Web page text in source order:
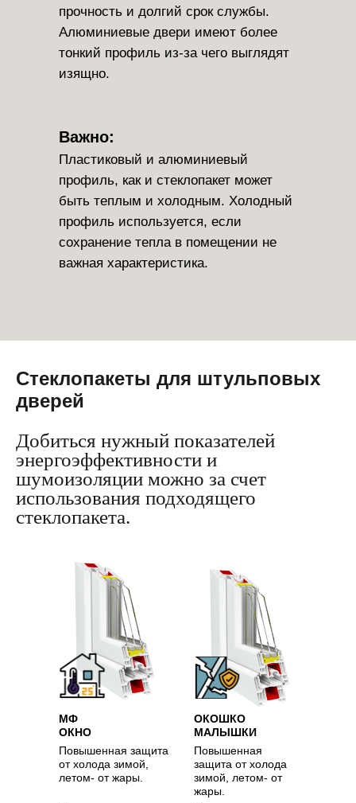
прочность и долгий срок службы.
Алюминиевые двери имеют более
тонкий профиль из-за чего выглядят
изящно.
Пластиковый и алюминиевый
профиль, как и стеклопакет может
быть теплым и холодным. Холодный
профиль используется, если
сохранение тепла в помещении не
важная характеристика.
Важно:
Стеклопакеты для штульповых
дверей
Добиться нужный показателей
энергоэффективности и
шумоизоляции можно за счет
использования подходящего
стеклопакета.
Повышенная защита
от холода зимой,
летом- от жары.
Повышенная
защита от холода
зимой, летом- от
жары.
МФ
ОКНО
ОКОШКО
МАЛЫШКИ